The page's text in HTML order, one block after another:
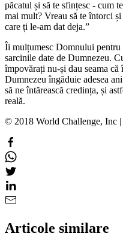
păcatul și să te sfințesc - cum
mai mult? Vreau să te întorci
care ți le-am dat deja.”
Îi mulțumesc Domnului
sarcinile date de Dumnezeu.
împovărați nu-și dau seama
Dumnezeu îngăduie adesea
să ne întărească credința, și
reală.
© 2018 World Challenge, Inc
Articole similare